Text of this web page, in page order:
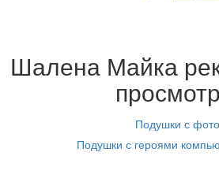
Шалена Майка
Подушки с фото
Подушки с героями